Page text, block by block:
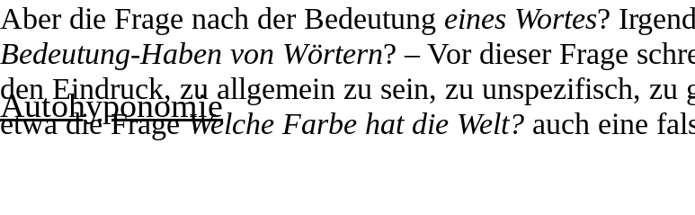
Autohyponomie
Aber die Frage nach der Bedeutung eines Wortes?
Bedeutung-Haben von Wörtern? – Vor dieser Frage
den Eindruck, zu allgemein zu sein, zu unspezifisch, zu
etwa die FrageWelche Farbe hat die Welt? auch eine